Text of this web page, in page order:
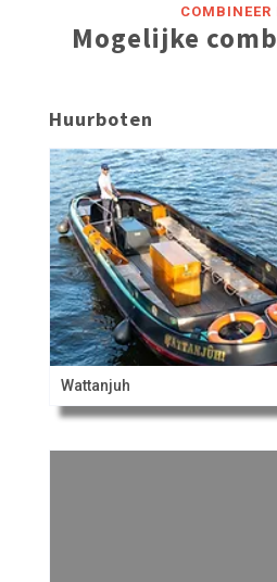
COMBINEER
Mogelijke
Huurboten
Wattanjuh